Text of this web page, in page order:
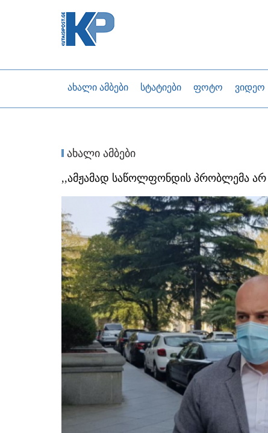
ახალი ამბები სტატიები ფოტო ვიდეო
ახალი ამბები
,,ამჟამად საწოლფონდის პრობლემა არ